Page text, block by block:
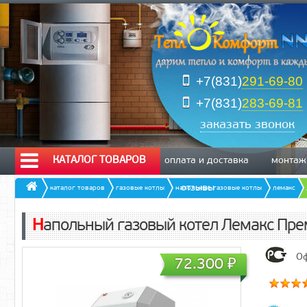
+7(831)291-69-80
+7(831)283-69-81
заказать звонок
КАТАЛОГ ТОВАРОВ оплата и доставка монтаж
отзывы
каталог товаров газовые котлы напольные газовые котлы лемакс
Напольный газовый котел Лемакс
72.300₽